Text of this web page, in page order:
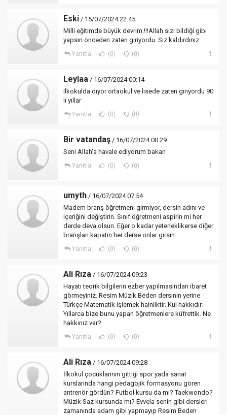
Eski / 15/07/2024 22:45
Milli eğitimde büyük devrim.!!!Allah sizi bildiği gibi
yapsın önceden zaten giriyordu. Siz kaldırdınız.
Yanıtla (0) (0)
Leylaa / 16/07/2024 00:14
Ilkokulda dıyor ortaokul ve lısede zaten gırıyordu 90
lı yıllar
Yanıtla (0) (0)
Bir vatandaş / 16/07/2024 00:29
Seni Allah'a havale ediyorum bakan
Yanıtla (0) (0)
umyth / 16/07/2024 07:54
Madem branş öğretmeni girmiyor, dersin adını ve
içeriğini değiştirin. Sınıf öğretmeni aspirin mi her
derde deva olsun. Eğer o kadar yeteneklikerse diğer
branşları kapatın her derse onlar girsin.
Yanıtla (0) (0)
Ali Rıza / 16/07/2024 09:23
Hayatı teorik bilgilerin ezber yapılmasından ibaret
görmeyiniz. Resim Müzik Beden dersinin yerine
Türkçe Matematik işlemek hainliktir. Kul hakkıdır.
Yıllarca bize bunu yapan öğretmenlere küfrettik. Ne
hakkınız var?
Yanıtla (0) (0)
Ali Rıza / 16/07/2024 09:28
İlkokul çocuklarının gittiği spor yada sanat
kurslarında hangi pedagojik formasyonu gören
antrenör gördün? Futbol kursu da mı? Taekwondo?
Müzik Saz kursunda mı? Evvela senin gibi dersleri
zamanında adam gibi yapmayıp Resim Beden